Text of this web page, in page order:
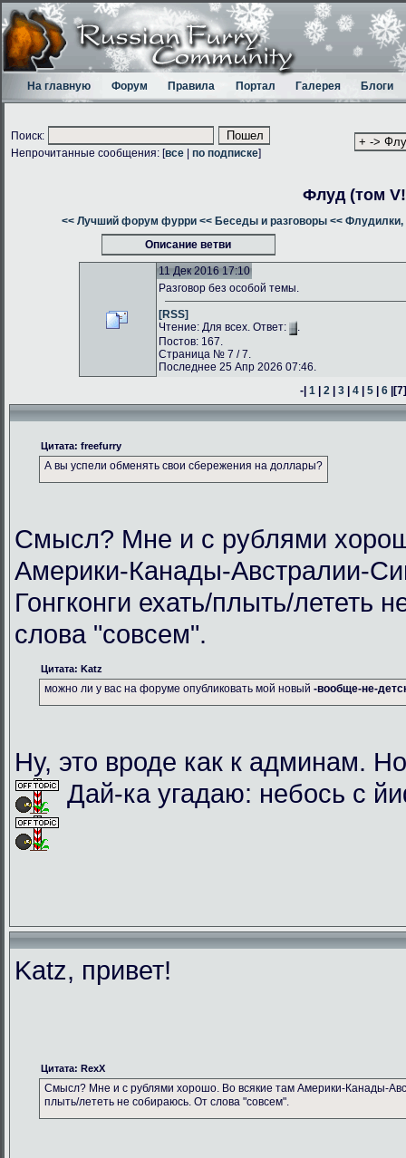
На главную Форум Правила Портал Галерея Блоги
Поиск:
Непрочитанные сообщения: [все по подписке]
Флуд (том
<< Лучший форум фурри << Беседы и разговоры << Флудилки,
Описание ветви
11 Дек 2016 17:10
Разговор без особой темы.
[RSS]
Чтение: Для всех. Ответ:
.
Постов: 167.
Страница № 7 / 7.
Последнее 25 Апр 2026 07:46.
-|1 |2 |3 |4 |5 |6 |
Цитата: freefurry
А вы успели обменять свои сбережения на доллары?
Смысл? Мне и с рублями
Америки-Канады-Австралии-
Гонгконги ехать/плыть/лететь
слова "совсем".
Цитата: Katz
можно ли у вас на форуме опубликовать мой новый -вообще-не-
Ну, это вроде как к админам.
Дай-ка угадаю: небось с
Katz, привет!
Цитата: RexX
Смысл? Мне и с рублями хорошо. Во всякие там Америки-Канады-
плыть/лететь не собираюсь. От слова "совсем".